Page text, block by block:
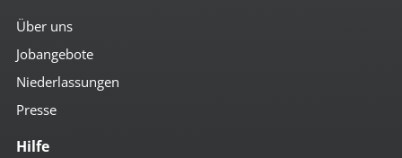
Über uns
Jobangebote
Niederlassungen
Presse
Hilfe